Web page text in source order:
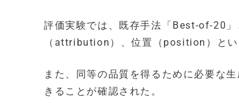
評価実験では、既存手法「Best-of-20
（attribution）、位置（position）と
また、同等の品質を得るために必要な
きることが確認された。